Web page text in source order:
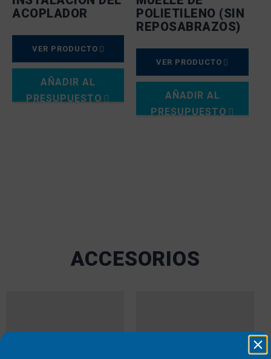
ACOPLADOR
VER PRODUCTO
AÑADIR AL
PRESUPUESTO
POLIETILENO (SIN
REPOSABRAZOS)
VER PRODUCTO
AÑADIR AL
PRESUPUESTO
ACCESORIOS